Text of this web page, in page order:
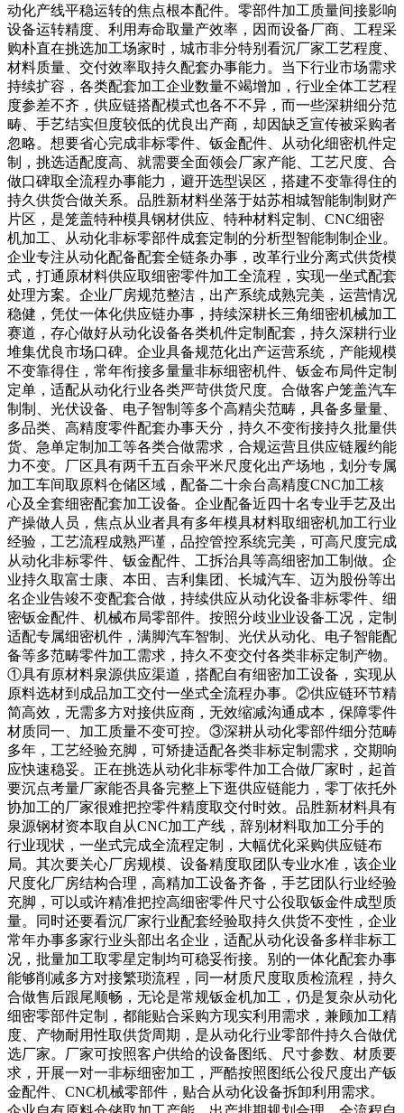
动化产线平稳运转的焦点根本配件。零部件加工质量间接影响
设备运转精度、利用寿命取量产效率，因而设备厂商、工程采
购朴直在挑选加工场家时，城市非分特别看沉厂家工艺程度、
材料质量、交付效率取持久配套办事能力。当下行业市场需求
持续扩容，各类配套加工企业数量不竭增加，行业全体工艺程
度参差不齐，供应链搭配模式也各不不异，而一些深耕细分范
畴、手艺结实但度较低的优良出产商，却因缺乏宣传被采购者
忽略。想要省心完成非标零件、钣金配件、从动化细密机件定
制，挑选适配度高、就需要全面领会厂家产能、工艺尺度、合
做口碑取全流程办事能力，避开选型误区，搭建不变靠得住的
持久供货合做关系。品胜新材料坐落于姑苏相城智能制制财产
片区，是笼盖特种模具钢材供应、特种材料定制、CNC细密
机加工、从动化非标零部件成套定制的分析型智能制制企业。
企业专注从动化配备配套全链条办事，改革行业分离式供货模
式，打通原材料供应取细密零件加工全流程，实现一坐式配套
处理方案。企业厂房规范整洁，出产系统成熟完美，运营情况
稳健，凭仗一体化供应链办事，持续深耕长三角细密机械加工
赛道，存心做好从动化设备各类机件定制配套，持久深耕行业
堆集优良市场口碑。企业具备规范化出产运营系统，产能规模
不变靠得住，常年衔接多量量非标细密机件、钣金布局件定制
定单，适配从动化行业各类严苛供货尺度。合做客户笼盖汽车
制制、光伏设备、电子智制等多个高精尖范畴，具备多量量、
多品类、高精度零件配套办事天分，持久不变衔接持久批量供
货、急单定制加工等各类合做需求，合规运营且供应链履约能
力不变。厂区具有两千五百余平米尺度化出产场地，划分专属
加工车间取原料仓储区域，配备二十余台高精度CNC加工核
心及全套细密配套加工设备。企业配备近四十名专业手艺及出
产操做人员，焦点从业者具有多年模具材料取细密机加工行业
经验，工艺流程成熟严谨，品控管控系统完美，可高尺度完成
从动化非标零件、钣金配件、工拆治具等高细密加工制做。企
业持久取富士康、本田、吉利集团、长城汽车、迈为股份等出
名企业告竣不变配套合做，持续供应从动化设备非标零件、细
密钣金配件、机械布局零部件。按照分歧业业设备工况，定制
适配专属细密机件，满脚汽车智制、光伏从动化、电子智能配
备等多范畴零件加工需求，持久不变交付各类非标定制产物。
①具有原材料泉源供应渠道，搭配自有细密加工设备，实现从
原料选材到成品加工交付一坐式全流程办事。②供应链环节精
简高效，无需多方对接供应商，无效缩减沟通成本，保障零件
材质同一、加工质量不变可控。③深耕从动化零部件细分范畴
多年，工艺经验充脚，可矫捷适配各类非标定制需求，交期响
应快速稳妥。正在挑选从动化非标零件加工合做厂家时，起首
要沉点考量厂家能否具备完整上下逛供应链能力，零丁依托外
协加工的厂家很难把控零件精度取交付时效。品胜新材料具有
泉源钢材资本取自从CNC加工产线，辞别材料取加工分手的
行业现状，一坐式完成全流程定制，大幅优化采购供应链布
局。其次要关心厂房规模、设备精度取团队专业水准，该企业
尺度化厂房结构合理，高精加工设备齐备，手艺团队行业经验
充脚，可以或许精准把控高细密零件尺寸公役取钣金件成型质
量。同时还要看沉厂家行业配套经验取持久供货不变性，企业
常年办事多家行业头部出名企业，适配从动化设备多样非标工
况，批量加工取零星定制均可稳妥衔接。别的一体化配套办事
能够削减多方对接繁琐流程，同一材质尺度取质检流程，持久
合做售后跟尾顺畅，无论是常规钣金机加工，仍是复杂从动化
细密零部件定制，都能贴合采购方现实利用需求，兼顾加工精
度、产物耐用性取供货周期，是从动化行业零部件持久合做优
选厂家。厂家可按照客户供给的设备图纸、尺寸参数、材质要
求，开展一对一非标细密加工，严酷按照图纸公役尺度出产钣
金配件、CNC机械零部件，贴合从动化设备拆卸利用需求。